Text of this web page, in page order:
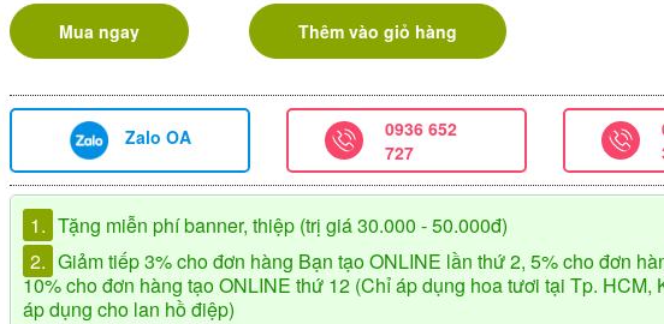
Mua ngay Thêm vào giỏ hàng
Zalo OA
0936 652
727
1. Tặng miễn phí banner, thiệp (trị giá 30.000 - 50.000đ)
2. Giảm tiếp 3% cho đơn hàng Bạn tạo ONLINE lần thứ 2, 5% cho đơn
10% cho đơn hàng tạo ONLINE thứ 12 (Chỉ áp dụng hoa tươi tại Tp. HCM,
áp dụng cho lan hồ điệp)